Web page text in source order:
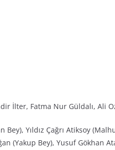
İlter, Fatma Nur Güldalı, Ali
Yıldız Çağrı Atiksoy
(Yakup Bey), Yusuf Gökhan